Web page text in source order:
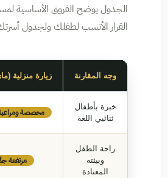
الجدول يوضح الفروق الأساسية
القرار الأنسب لطفلك ولجدول
وجه المقارنة زيارة منزلية
خبرة بأطفال
ثنائيي اللغة
مخصصة
راحة الطفل
وبيئته
المعتادة
مرتفعة